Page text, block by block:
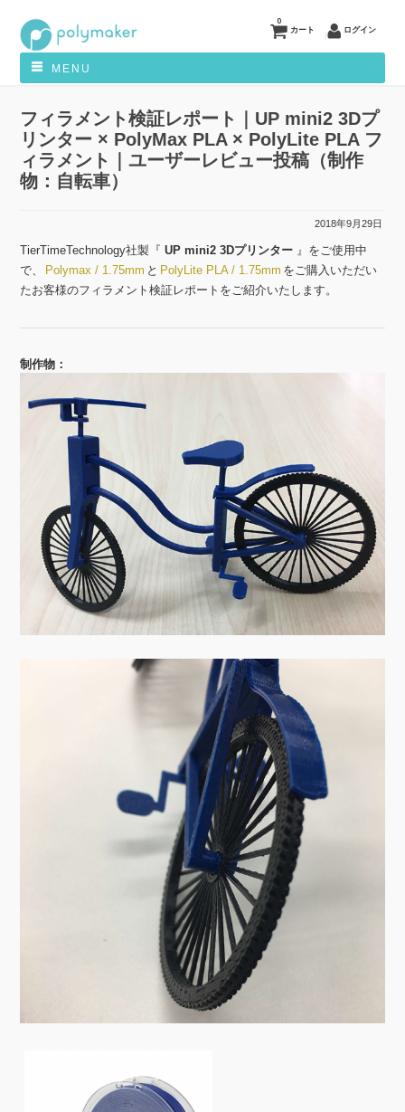
カート
0
ログイン
MENU
フィラメント検証レポート｜UP mini2 3Dプ
リンター × PolyMax PLA × PolyLite PLA フ
ィラメント｜ユーザーレビュー投稿（制作
物：自転車）
2018年9月29日
TierTimeTechnology社製『UP mini2 3Dプリンター 』をご使用中
で、
Polymax / 1.75mm と PolyLite PLA / 1.75mm をご購入いただい
たお客様のフィラメント検証レポートをご紹介いたします。
制作物：